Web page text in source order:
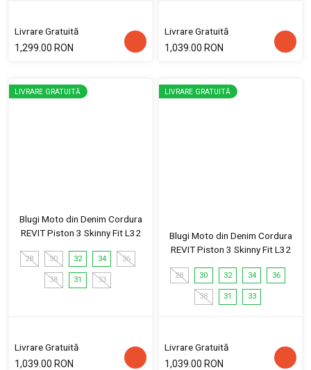
Livrare Gratuită
1,299.00 RON
Livrare Gratuită
1,039.00 RON
LIVRARE GRATUITĂ
Blugi Moto din Denim Cordura
REVIT Piston 3 Skinny Fit L32
28 30 32 34 36
38 31 33
Livrare Gratuită
1,039.00 RON
LIVRARE GRATUITĂ
Blugi Moto din Denim Cordura
REVIT Piston 3 Skinny Fit L32
28 30 32 34 36
38 31 33
Livrare Gratuită
1,039.00 RON